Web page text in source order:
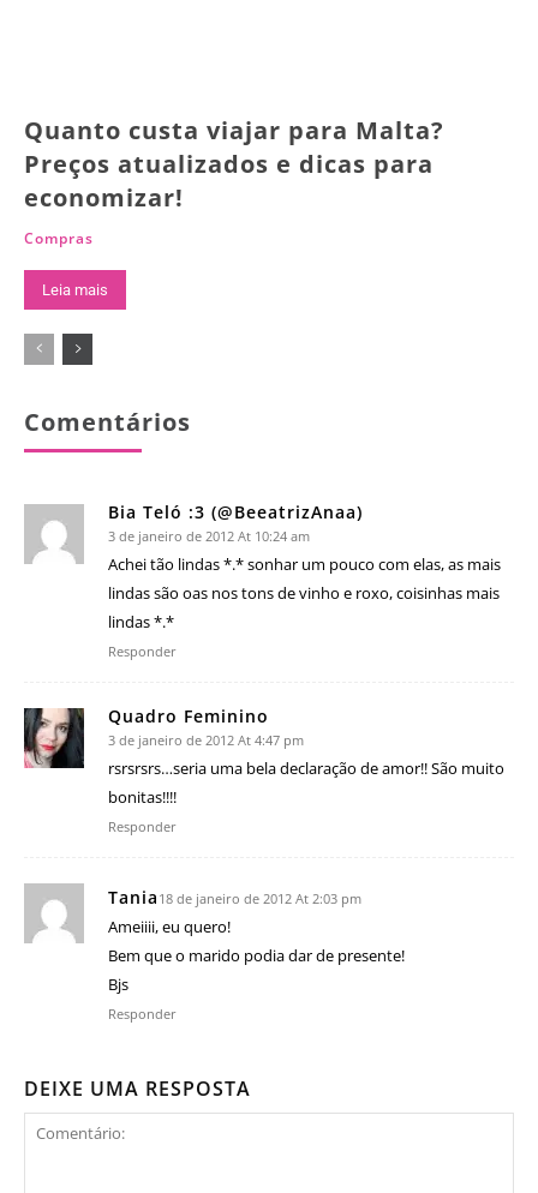
Quanto custa viajar para Malta?
Preços atualizados e dicas para
economizar!
Compras
Leia mais
Comentários
Bia Teló :3 (@BeeatrizAnaa)
3 de janeiro de 2012 At 10:24 am
Achei tão lindas *.* sonhar um pouco com elas, as mais
lindas são oas nos tons de vinho e roxo, coisinhas mais
lindas *.*
Responder
Quadro Feminino
3 de janeiro de 2012 At 4:47 pm
rsrsrsrs…seria uma bela declaração de amor!! São muito
bonitas!!!!
Responder
Tania 18 de janeiro de 2012 At 2:03 pm
Ameiiii, eu quero!
Bem que o marido podia dar de presente!
Bjs
Responder
DEIXE UMA RESPOSTA